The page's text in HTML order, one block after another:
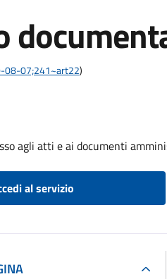
08-07;241~art22)
agli atti e ai documenti
al servizio